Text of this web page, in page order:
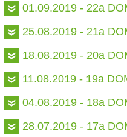
01.09.2019 - 22a
25.08.2019 - 21a
18.08.2019 - 20a
11.08.2019 - 19a
04.08.2019 - 18a
28.07.2019 - 17a